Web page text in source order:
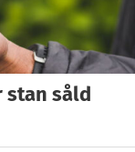
stan såld